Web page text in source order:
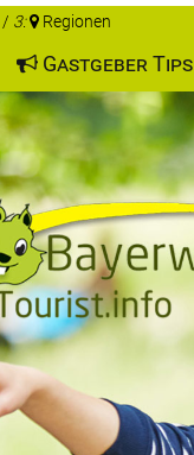
/ 3: Regionen
Gastgeber Tips